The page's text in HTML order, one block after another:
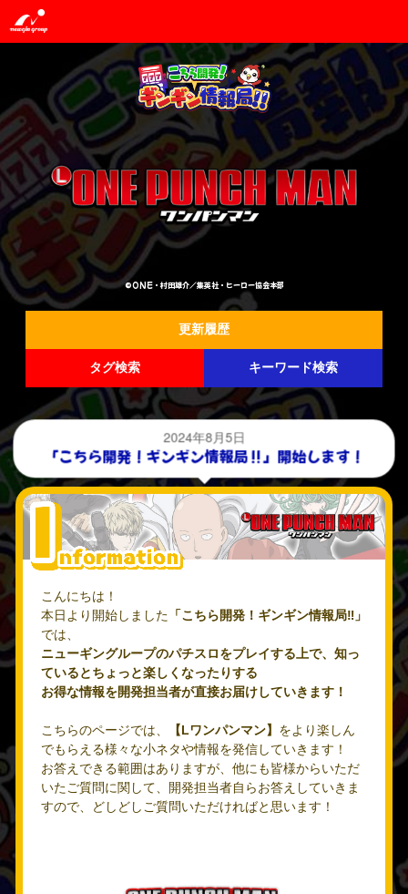
©ONE・村田雄介／集英社・ヒーロー協会本部
更新履歴
タグ検索 キーワード検索
2024年8月5日
「こちら開発！ギンギン情報局‼」開始します！
こんにちは！
本日より開始しました 「こちら開発！ギンギン情報局‼」
では、
ニューギングループのパチスロをプレイする上で、知っ
ているとちょっと楽しくなったりする
お得な情報を開発担当者が直接お届けしていきます！
こちらのページでは、 【Lワンパンマン】 をより楽しん
でもらえる様々な小ネタや情報を発信していきます！
お答えできる範囲はありますが、他にも皆様からいただ
いたご質問に関して、開発担当者自らお答えしていきま
すので、どしどしご質問いただければと思います！